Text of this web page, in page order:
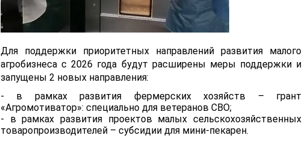
Для поддержки приоритетных направлений развития малого
агробизнеса с 2026 года будут расширены меры поддержки и
запущены 2 новых направления:
- в рамках развития фермерских хозяйств – грант
«Агромотиватор»: специально для ветеранов СВО;
- в рамках развития проектов малых сельскохозяйственных
товаропроизводителей – субсидии для мини-пекарен.